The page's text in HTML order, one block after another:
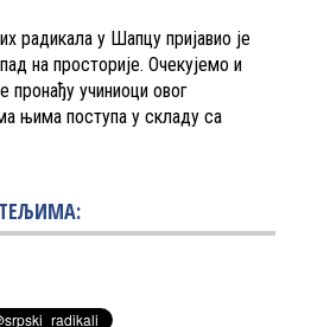
радикала у Шапцу пријавио је
на просторије. Очекујемо и
пронађу учиниоци овог
њима поступа у складу са